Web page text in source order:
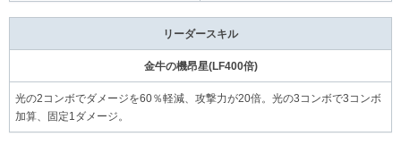
リーダースキル
金牛の機昂星(LF400倍)
光の2コンボでダメージを60％軽減、攻撃力が20倍。光の3コンボで3コンボ
加算、固定1ダメージ。